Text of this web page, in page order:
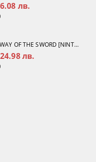
лв.
ONIMUSHA: WAY OF THE SWORD [NINTENDO SWITCH 2]
лв.